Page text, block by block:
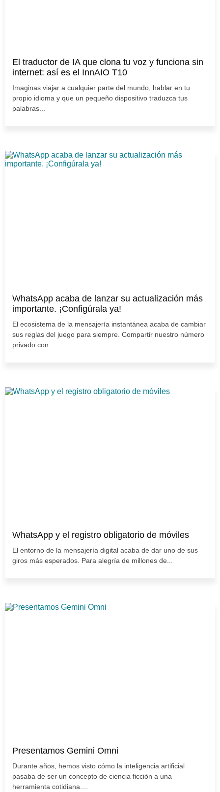
El traductor de IA que clona tu voz y funciona sin
internet: así es el InnAIO T10
Imaginas viajar a cualquier parte del mundo, hablar en tu
propio idioma y que un pequeño dispositivo traduzca tus
palabras...
WhatsApp acaba de lanzar su actualización más
importante. ¡Configúrala ya!
El ecosistema de la mensajería instantánea acaba de cambiar
sus reglas del juego para siempre. Compartir nuestro número
privado con...
WhatsApp y el registro obligatorio de móviles
El entorno de la mensajería digital acaba de dar uno de sus
giros más esperados. Para alegría de millones de...
Presentamos Gemini Omni
Durante años, hemos visto cómo la inteligencia artificial
pasaba de ser un concepto de ciencia ficción a una
herramienta cotidiana....